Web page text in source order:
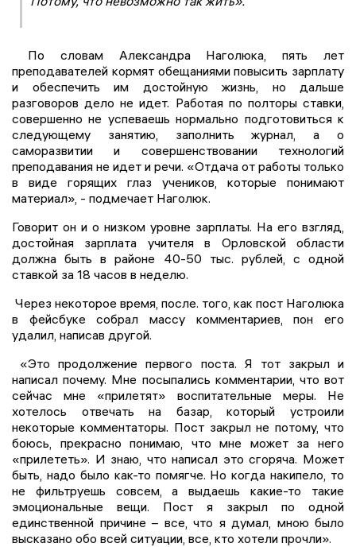
По словам Александра Наголюка, пять лет
преподавателей кормят обещаниями повысить зарплату
и обеспечить им достойную жизнь, но дальше
разговоров дело не идет. Работая по полторы ставки,
совершенно не успеваешь нормально подготовиться к
следующему занятию, заполнить журнал, а о
саморазвитии и совершенствовании технологий
преподавания не идет и речи. «Отдача от работы только
в виде горящих глаз учеников, которые понимают
материал», - подмечает Наголюк.
Говорит он и о низком уровне зарплаты. На его взгляд,
достойная зарплата учителя в Орловской области
должна быть в районе 40-50 тыс. рублей, с одной
ставкой за 18 часов в неделю.
Через некоторое время, после. того, как пост Наголюка
в фейсбуке собрал массу комментариев, пон его
удалил, написав другой.
«Это продолжение первого поста. Я тот закрыл и
написал почему. Мне посыпались комментарии, что вот
сейчас мне «прилетят» воспитательные меры. Не
хотелось отвечать на базар, который устроили
некоторые комментаторы. Пост закрыл не потому, что
боюсь, прекрасно понимаю, что мне может за него
«прилететь». И знаю, что написал это сгоряча. Может
быть, надо было как-то помягче. Но когда накипело, то
не фильтруешь совсем, а выдаешь какие-то такие
эмоциональные вещи. Пост я закрыл по одной
единственной причине – все, что я думал, мною было
высказано обо всей ситуации, все, кто хотели прочли».